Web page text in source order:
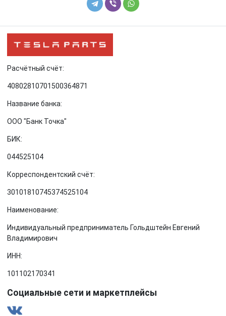
Расчётный счёт:
40802810701500364871
Название банка:
ООО "Банк Точка"
БИК:
044525104
Корреспондентский счёт:
30101810745374525104
Наименование:
Индивидуальный предприниматель Гольдштейн Евгений
Владимирович
ИНН:
101102170341
Социальные сети и маркетплейсы